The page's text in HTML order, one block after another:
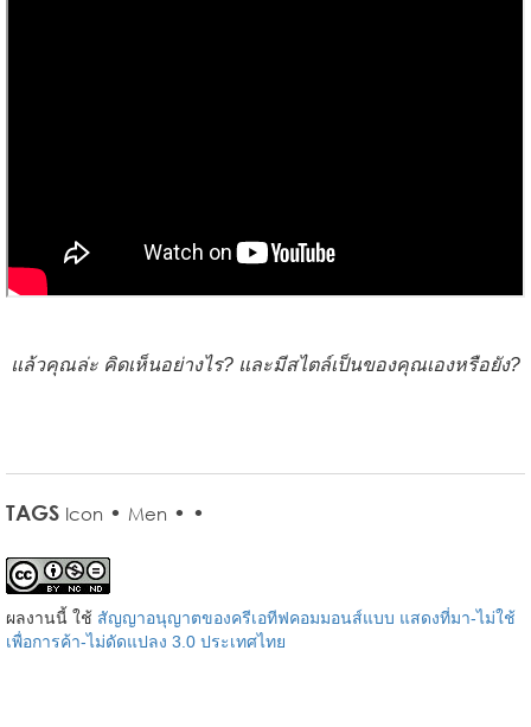
แล้วคุณล่ะ คิดเห็นอย่างไร? และมีสไตล์เป็นของคุณเองหรือยัง?
TAGS Icon • Men • •
ผลงานนี้ ใช้ สัญญาอนุญาตของครีเอทีฟคอมมอนส์แบบ แสดงที่มา-ไม่ใช้
เพื่อการค้า-ไม่ดัดแปลง 3.0 ประเทศไทย